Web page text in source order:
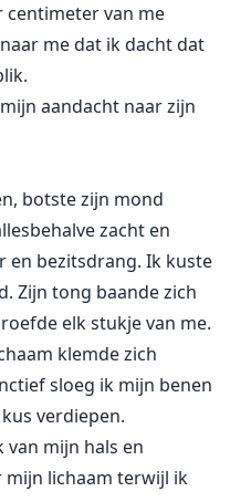
centimeter van me
me dat ik dacht dat
aandacht naar zijn
botste zijn mond
zacht en
en bezitsdrang. Ik kuste
Zijn tong baande zich
elk stukje van me.
klemde zich
sloeg ik mijn benen
verdiepen.
van mijn hals en
lichaam terwijl ik